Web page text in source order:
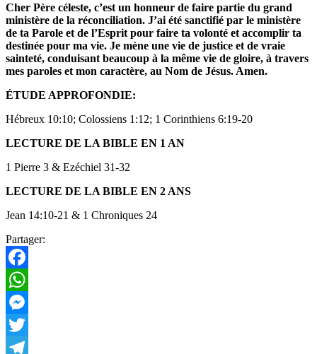
Cher Père céleste, c’est un honneur de faire partie du grand
ministère de la réconciliation. J’ai été sanctifié par le ministère
de ta Parole et de l’Esprit pour faire ta volonté et accomplir ta
destinée pour ma vie. Je mène une vie de justice et de vraie
sainteté, conduisant beaucoup à la même vie de gloire, à travers
mes paroles et mon caractère, au Nom de Jésus. Amen.
ÉTUDE APPROFONDIE:
Hébreux 10:10; Colossiens 1:12; 1 Corinthiens 6:19-20
LECTURE DE LA BIBLE EN 1 AN
1 Pierre 3 & Ezéchiel 31-32
LECTURE DE LA BIBLE EN 2 ANS
Jean 14:10-21 & 1 Chroniques 24
Partager:
Facebook
WhatsApp
Messenger
Twitter